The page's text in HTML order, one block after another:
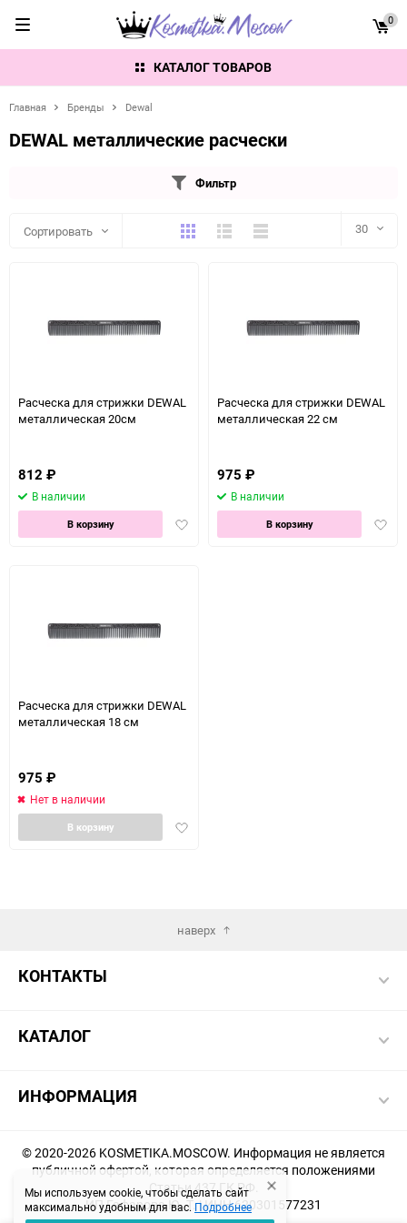
Мы используем cookie, чтобы сделать сайт
максимально удобным для вас. Подробнее
КАТАЛОГ ТОВАРОВ
0
Главная Бренды Dewal
DEWAL металлические расчески
Фильтр
Сортировать ПлиткаПодробноКомпактно 30
Расческа для стрижки DEWAL
металлическая 20см
812 ₽
В наличии
Добавить
В корзину
Расческа для стрижки DEWAL
металлическая 22 см
975 ₽
В наличии
В корзину
Расческа для стрижки DEWAL
металлическая 18 см
975 ₽
Нет в наличии
Добавить
В корзину
наверх
КОНТАКТЫ
КАТАЛОГ
ИНФОРМАЦИЯ
© 2020-2026 KOSMETIKA.MOSCOW. Информация не является
публичной офертой, которая определяется положениями
Статьи 437 ГК РФ.
ИП Гафарова Ю. Т. | ИНН 620301577231